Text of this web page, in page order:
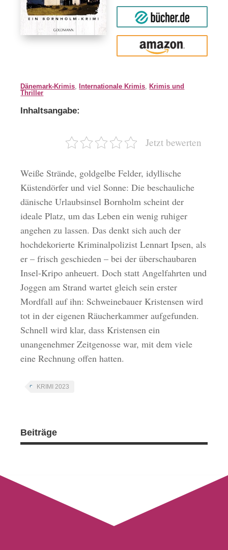
buecher.de
Amazon
Dänemark-Krimis, Internationale Krimis, Krimis und
Thriller
Inhaltsangabe:
Jetzt bewerten
Weiße Strände, goldgelbe Felder, idyllische
Küstendörfer und viel Sonne: Die beschauliche
dänische Urlaubsinsel Bornholm scheint der
ideale Platz, um das Leben ein wenig ruhiger
angehen zu lassen. Das denkt sich auch der
hochdekorierte Kriminalpolizist Lennart Ipsen, als
er – frisch geschieden – bei der überschaubaren
Insel-Kripo anheuert. Doch statt Angelfahrten und
Joggen am Strand wartet gleich sein erster
Mordfall auf ihn: Schweinebauer Kristensen wird
tot in der eigenen Räucherkammer aufgefunden.
Schnell wird klar, dass Kristensen ein
unangenehmer Zeitgenosse war, mit dem viele
eine Rechnung offen hatten.
KRIMI 2023
Beiträge